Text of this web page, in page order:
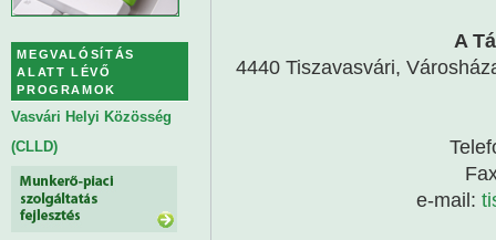
A
4440 Tiszavasvári,
e-mail:
MEGVALÓSÍTÁS
ALATT LÉVŐ
PROGRAMOK
Vasvári Helyi Közösség
(CLLD)